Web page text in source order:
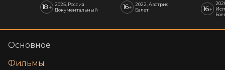
18 + 2025, Россия
Документальный
16+
2022, Австрия
Балет
16+
Основное
Фильмы